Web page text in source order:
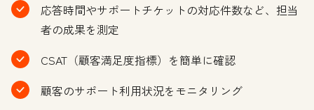
応答時間やサポートチケットの対応件数など、担当
者の成果を測定
CSAT（顧客満足度指標）を簡単に確認
顧客のサポート利用状況をモニタリング